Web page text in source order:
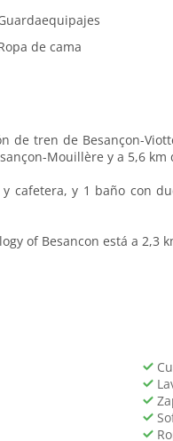
de cama
de tren de Besançon-
Mouillère y a 5,6 km
cafetera, y 1 baño con
of Besancon está a 2,3